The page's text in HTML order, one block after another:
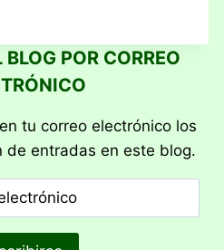
POR CORREO
tu correo electrónico los
de entradas en este blog.